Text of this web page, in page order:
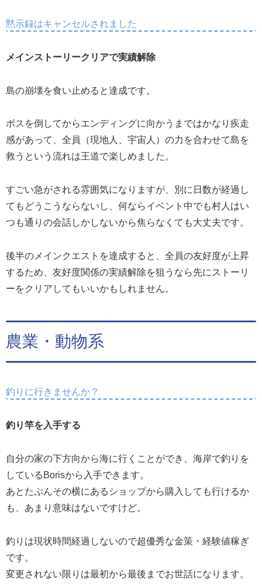
黙示録はキャンセルされました
メインストーリークリアで実績解除
島の崩壊を食い止めると達成です。
ボスを倒してからエンディングに向かうまではかなり疾走
感があって、全員（現地人、宇宙人）の力を合わせて島を
救うという流れは王道で楽しめました。
すごい急がされる雰囲気になりますが、別に日数が経過し
てもどうこうならないし、何ならイベント中でも村人はい
つも通りの会話しかしないから焦らなくても大丈夫です。
後半のメインクエストを達成すると、全員の友好度が上昇
するため、友好度関係の実績解除を狙うなら先にストーリ
ーをクリアしてもいいかもしれません。
農業・動物系
釣りに行きませんか？
釣り竿を入手する
自分の家の下方向から海に行くことができ、海岸で釣りを
しているBorisから入手できます。
あとたぶんその横にあるショップから購入しても行けるか
も、あまり意味はないですけど。
釣りは現状時間経過しないので超優秀な金策・経験値稼ぎ
です。
変更されない限りは最初から最後までお世話になります。